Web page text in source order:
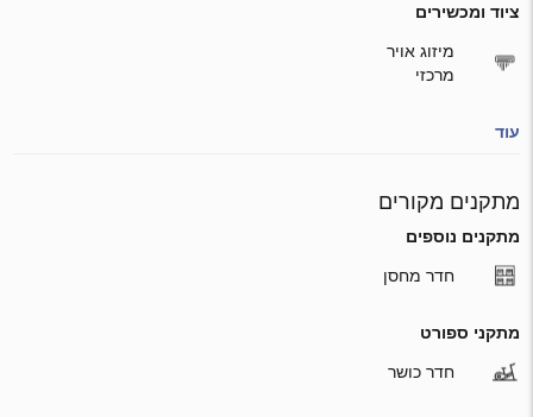
ציוד ומכשירים
מיזוג אויר
מרכזי
עוד
מתקנים מקורים
מתקנים נוספים
חדר מחסן
מתקני ספורט
חדר כושר